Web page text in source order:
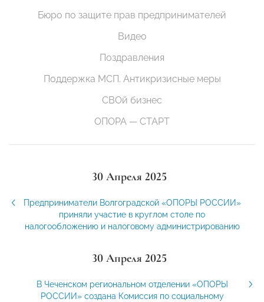
Бюро по защите прав предпринимателей
Видео
Поздравления
Поддержка МСП. Антикризисные меры
СВОй бизнес
ОПОРА — СТАРТ
30 Апреля 2025
Предприниматели Волгоградской «ОПОРЫ РОССИИ»
приняли участие в круглом столе по
налогообложению и налоговому администрированию
30 Апреля 2025
В Чеченском региональном отделении «ОПОРЫ
РОССИИ» создана Комиссия по социальному